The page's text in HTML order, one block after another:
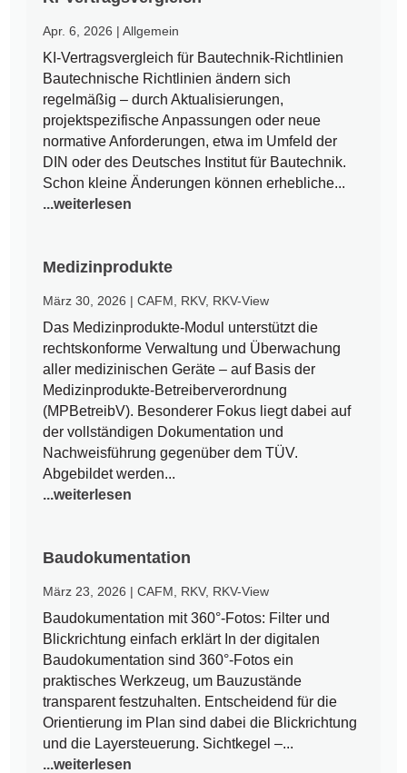
Apr. 6, 2026 |Allgemein
KI-Vertragsvergleich für Bautechnik-Richtlinien
Bautechnische Richtlinien ändern sich
regelmäßig – durch Aktualisierungen,
projektspezifische Anpassungen oder neue
normative Anforderungen, etwa im Umfeld der
DIN oder des Deutsches Institut für Bautechnik.
Schon kleine Änderungen können erhebliche...
...weiterlesen
Medizinprodukte
März 30, 2026 |CAFM RKV, RKV-View
Das Medizinprodukte-Modul unterstützt die
rechtskonforme Verwaltung und Überwachung
aller medizinischen Geräte – auf Basis der
Medizinprodukte-Betreiberverordnung
(MPBetreibV). Besonderer Fokus liegt dabei auf
der vollständigen Dokumentation und
Nachweisführung gegenüber dem TÜV.
Abgebildet werden...
...weiterlesen
Baudokumentation
März 23, 2026 |CAFM RKV, RKV-View
Baudokumentation mit 360°-Fotos: Filter und
Blickrichtung einfach erklärt In der digitalen
Baudokumentation sind 360°-Fotos ein
praktisches Werkzeug, um Bauzustände
transparent festzuhalten. Entscheidend für die
Orientierung im Plan sind dabei die Blickrichtung
und die Layersteuerung. Sichtkegel –...
...weiterlesen